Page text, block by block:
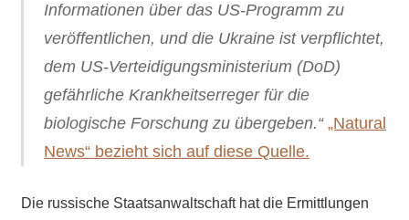
Informationen über das US-Programm zu
veröffentlichen, und die Ukraine ist verpflichtet,
dem US-Verteidigungsministerium (DoD)
gefährliche Krankheitserreger für die
biologische Forschung zu übergeben.“ „Natural
News“ bezieht sich auf diese Quelle.
Die russische Staatsanwaltschafthat die Ermittlungen